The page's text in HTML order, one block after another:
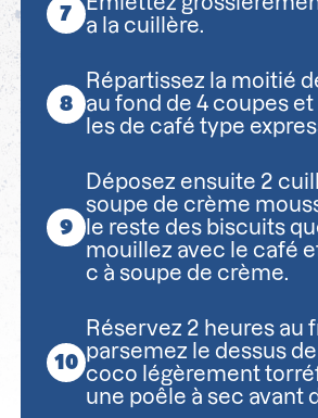
a la cuillère.
Répartissez la moitié
au fond de 4 coupes
les de café type
Déposez ensuite 2
soupe de crème
le reste des biscuits
mouillez avec le café
c à soupe de crème.
Réservez 2 heures au
parsemez le dessus
coco légèrement
une poêle à sec avant